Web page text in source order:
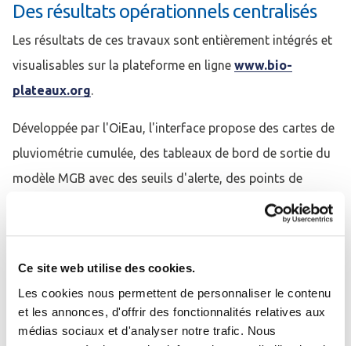
Ce site web utilise des cookies.
Les cookies nous permettent de personnaliser le contenu
et les annonces, d'offrir des fonctionnalités relatives aux
médias sociaux et d'analyser notre trafic. Nous
Des résultats opérationnels centralisés
Les résultats de ces travaux sont entièrement intégrés et
visualisables sur la plateforme en ligne www.bio-
plateaux.org.
Développée par l'OiEau, l'interface propose des cartes de
pluviométrie cumulée, des tableaux de bord de sortie du
modèle MGB avec des seuils d'alerte, des points de
monitoring altimétriques et des suivis de turbidité
Des applications concrètes
Se connecter